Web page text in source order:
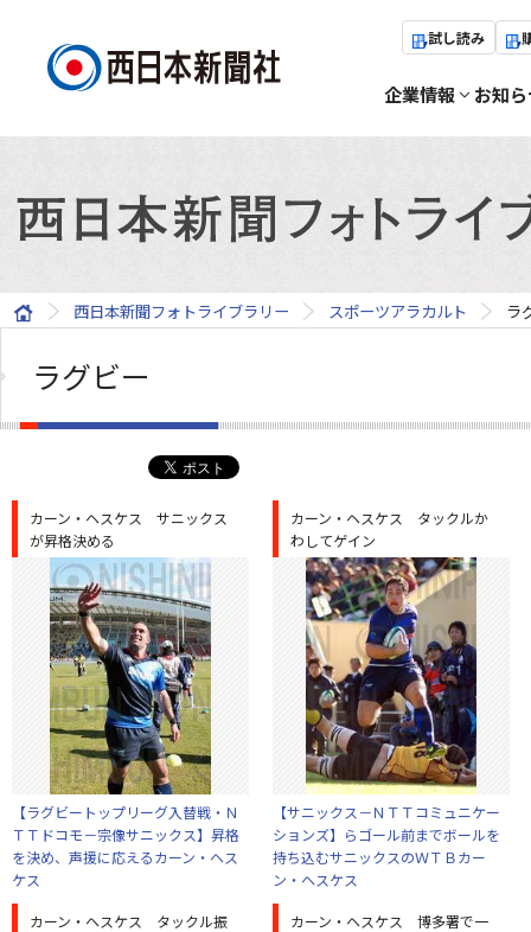
試し読み
企業情報 お知
西日本新聞フォトライブラリー スポーツアラカルト ラ
ラグビー
カーン・ヘスケス サニックス
が昇格決める
【ラグビートップリーグ入替戦・Ｎ
ＴＴドコモ－宗像サニックス】昇格
を決め、声援に応えるカーン・ヘス
ケス
カーン・ヘスケス タックルか
わしてゲイン
【サニックス－ＮＴＴコミュニケー
ションズ】らゴール前までボールを
持ち込むサニックスのＷＴＢカー
ン・ヘスケス
カーン・ヘスケス タックル振
カーン・ヘスケス 博多署で一